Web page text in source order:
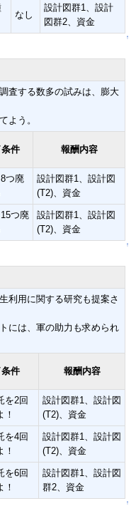
なし
設計図群1、設計
図群2、資金
↑
査する数多の試みは、膨大
よう。
件 報酬内容
つ廃
設計図群1、設計図
(T2)、資金
つ廃
設計図群1、設計図
(T2)、資金
↑
利用に関する研究も提案さ
には、軍の助力も求められ
件 報酬内容
を2回
！
設計図群1、設計図
(T2)、資金
を4回
！
設計図群1、設計図
(T2)、資金
を6回
！
設計図群1、設計図
群2、資金
↑